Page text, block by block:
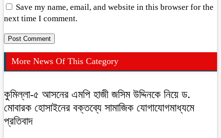
Save my name, email, and website in this browser for the
next time I comment.
More News Of This Category
কুমিল্লা-৫ আসনের এমপি হাজী জসিম উদ্দিনকে নিয়ে ড.
মোবারক হোসাইনের বক্তব্যে সামাজিক যোগাযোগমাধ্যমে
প্রতিবাদ